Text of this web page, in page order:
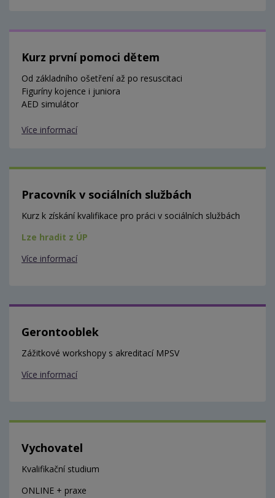
Kurz první pomoci dětem
Od základního ošetření až po resuscitaci
Figuríny kojence i juniora
AED simulátor
Více informací
Pracovník v sociálních službách
Kurz k získání kvalifikace pro práci v sociálních službách
Lze hradit z ÚP
Více informací
Gerontooblek
Zážitkové workshopy s akreditací MPSV
Více informací
Vychovatel
Kvalifikační studium
ONLINE + praxe